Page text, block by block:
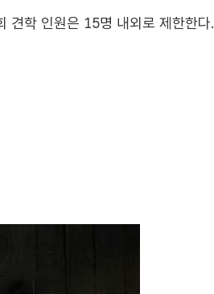
견학 인원은 15명 내외로 제한한다.